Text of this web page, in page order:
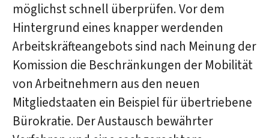
möglichst schnell überprüfen. Vor dem
Hintergrund eines knapper werdenden
Arbeitskräfteangebots sind nach Meinung der
Komission die Beschränkungen der Mobilität
von Arbeitnehmern aus den neuen
Mitgliedstaaten ein Beispiel für übertriebene
Bürokratie. Der Austausch bewährter